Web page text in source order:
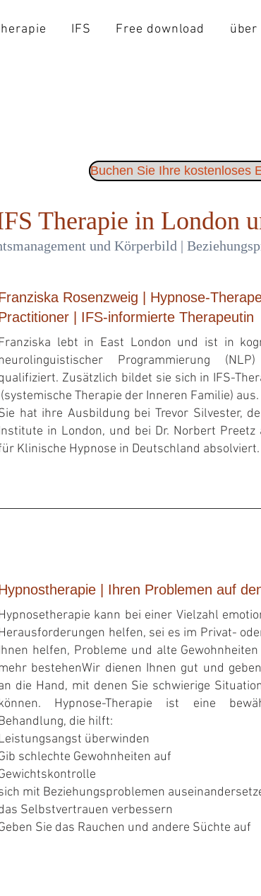
IFS Free download über
Buchen Sie Ihre kostenloses
Therapie in London
und Körperbild |
Rosenzweig | Hypnose-
| IFS-informierte Therapeutin
lebt in East London und ist in
Programmierung
Zusätzlich bildet sie sich
(systemische Therapie der Inneren Familie) aus.
hat ihre Ausbildung bei Trevor Silvester,
in London, und bei Dr. Norbert Preetz
Klinische Hypnose in Deutschland absolviert.
| Ihren Problemen auf
setherapie kann bei einer Vielzahl
helfen, sei es im Privat-
helfen, Probleme und alte
bestehenWir dienen Ihnen gut und
die Hand, mit denen Sie schwierige
Hypnose-Therapie ist eine
die hilft:
überwinden
schlechte Gewohnheiten auf
mit Beziehungsproblemen
Selbstvertrauen verbessern
Sie das Rauchen und andere Süchte auf